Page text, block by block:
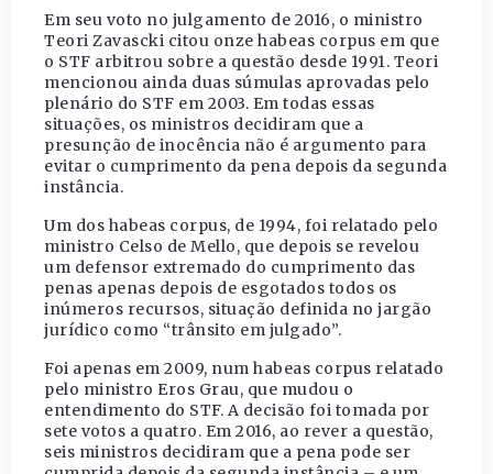
Em seu voto no julgamento de 2016, o ministro
Teori Zavascki citou onze habeas corpus em que
o STF arbitrou sobre a questão desde 1991. Teori
mencionou ainda duas súmulas aprovadas pelo
plenário do STF em 2003. Em todas essas
situações, os ministros decidiram que a
presunção de inocência não é argumento para
evitar o cumprimento da pena depois da segunda
instância.
Um dos habeas corpus, de 1994, foi relatado pelo
ministro Celso de Mello, que depois se revelou
um defensor extremado do cumprimento das
penas apenas depois de esgotados todos os
inúmeros recursos, situação definida no jargão
jurídico como “trânsito em julgado”.
Foi apenas em 2009, num habeas corpus relatado
pelo ministro Eros Grau, que mudou o
entendimento do STF. A decisão foi tomada por
sete votos a quatro. Em 2016, ao rever a questão,
seis ministros decidiram que a pena pode ser